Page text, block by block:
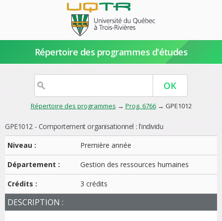
Répertoire des programmes d'études
Répertoire des programmes → Prog. 6766→ GPE1012
GPE1012 - Comportement organisationnel : l'individu
Niveau :
Première année
Département : Gestion des ressources humaines
Crédits : 3 crédits
DESCRIPTION :